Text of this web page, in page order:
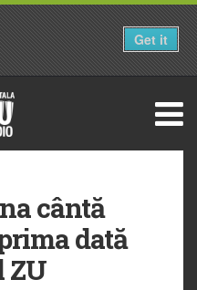
cântă
dată
ZU
Get it